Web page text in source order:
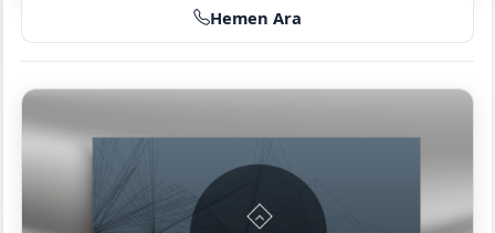
Hemen Ara